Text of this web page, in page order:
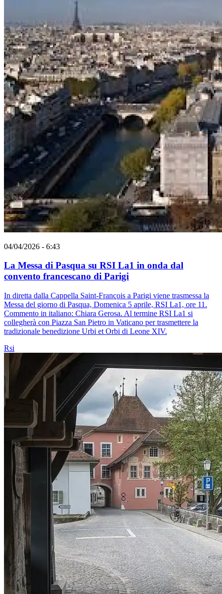
04/04/2026 - 6:43
La Messa di Pasqua su RSI La1 in onda dal
convento francescano di Parigi
In diretta dalla Cappella Saint-François a Parigi viene trasmessa la
Messa del giorno di Pasqua, Domenica 5 aprile, RSI La1, ore 11.
Commento in italiano: Chiara Gerosa. Al termine RSI La1 si
collegherà con Piazza San Pietro in Vaticano per trasmettere la
tradizionale benedizione Urbi et Orbi di Leone XIV.
Rsi